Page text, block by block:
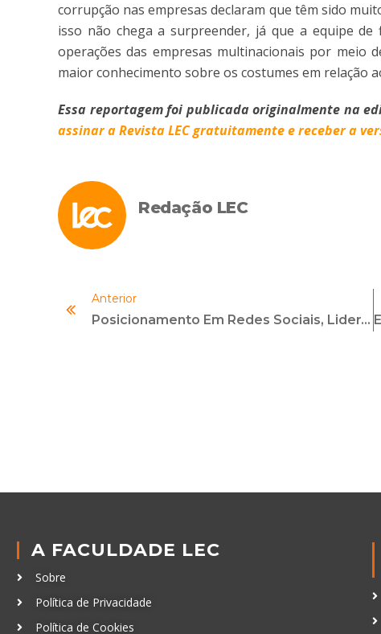
corrupção nas empresas declaram que têm sido
isso não chega a surpreender, já que a equipe
operações das empresas multinacionais por meio
maior conhecimento sobre os costumes em relação
Essa reportagem foi publicada originalmente na
assinar a Revista LEC gratuitamente e receber a
Redação LEC
Anterior
Posicionamento Em Redes Sociais, Liderança E Alta Performance Em Compliance
A FACULDADE LEC
Sobre
Política de Privacidade
Política de Cookies